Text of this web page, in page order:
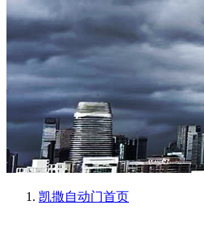
凯撒自动门首页